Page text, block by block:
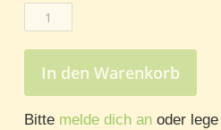
In den Warenkorb
Bitte melde dich an oder